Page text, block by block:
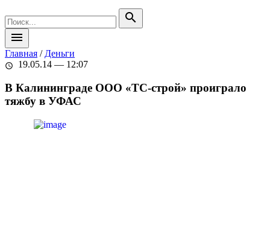
search
menu
Главная / Деньги
schedule 19.05.14 — 12:07
В Калининграде ООО «ТС-строй» проиграло
тяжбу в УФАС